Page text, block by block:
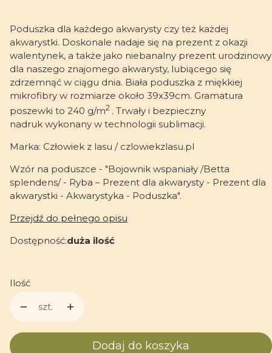
Poduszka dla każdego akwarysty czy też każdej
akwarystki. Doskonale nadaje się na prezent z okazji
walentynek, a także jako niebanalny prezent urodzinowy
dla naszego znajomego akwarysty, lubiącego się
zdrzemnąć w ciągu dnia. Biała poduszka z miękkiej
mikrofibry w rozmiarze około 39x39cm. Gramatura
poszewki to 240 g/m2 . Trwały i bezpieczny
nadruk wykonany w technologii sublimacji.
Marka: Człowiek z lasu / czlowiekzlasu.pl
Wzór na poduszce - "Bojownik wspaniały /Betta
splendens/ - Ryba – Prezent dla akwarysty - Prezent dla
akwarystki - Akwarystyka - Poduszka".
Przejdź do pełnego opisu
Dostępność:duża ilość
Ilość
szt.
Dodaj do koszyka